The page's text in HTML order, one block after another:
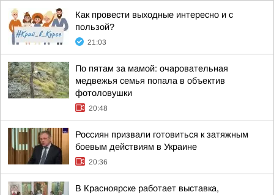
Как провести выходные интересно и с
пользой?
21:03
По пятам за мамой: очаровательная
медвежья семья попала в объектив
фотоловушки
20:48
Россиян призвали готовиться к затяжным
боевым действиям в Украине
20:36
В Красноярске работает выставка,